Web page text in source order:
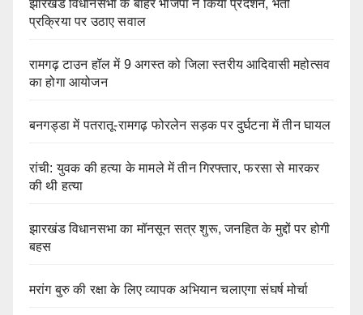
झारखंड विधानसभा के बाहर भाजपा ने किया प्रदर्शन, भर्ती
प्रक्रिया पर उठाए सवाल
रामगढ़ टाउन हॉल में 9 अगस्त को जिला स्तरीय आदिवासी महोत्सव
का होगा आयोजन
बनगड्डा में पतरातू-रामगढ़ फोरलेन सड़क पर दुर्घटना में तीन घायल
रांची: युवक की हत्या के मामले में तीन गिरफ्तार, फरसा से मारकर
की थी हत्या
झारखंड विधानसभा का मॉनसून सत्र शुरू, जनहित के मुद्दों पर होगी
बहस
मरांग बुरु की रक्षा के लिए व्यापक अभियान चलाएगा संघर्ष मोर्चा